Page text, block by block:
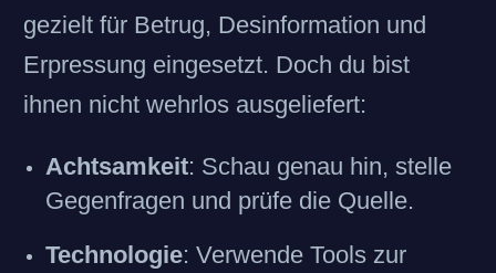
gezielt für Betrug, Desinformation und
Erpressung eingesetzt. Doch du bist
ihnen nicht wehrlos ausgeliefert:
Achtsamkeit: Schau genau hin, stelle
Gegenfragen und prüfe die Quelle.
Technologie: Verwende Tools zur